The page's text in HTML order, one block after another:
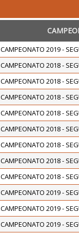
CAMPEONATO 2019 -
CAMPEONATO 2018 -
CAMPEONATO 2018 -
CAMPEONATO 2018 -
CAMPEONATO 2018 -
CAMPEONATO 2018 -
CAMPEONATO 2018 -
CAMPEONATO 2018 -
CAMPEONATO 2018 -
CAMPEONATO 2019 -
CAMPEONATO 2019 -
CAMPEONATO 2019 -